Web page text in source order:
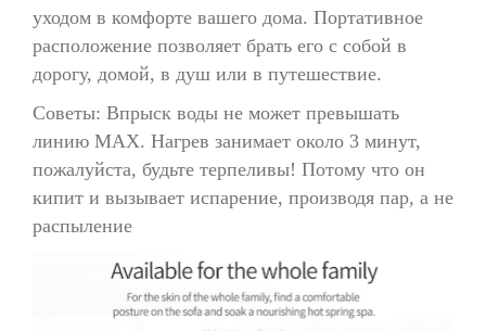
уходом в комфорте вашего дома. Портативное
расположение позволяет брать его с собой в
дорогу, домой, в душ или в путешествие.
Советы: Впрыск воды не может превышать
линию MAX. Нагрев занимает около 3 минут,
пожалуйста, будьте терпеливы! Потому что он
кипит и вызывает испарение, производя пар, а не
распыление